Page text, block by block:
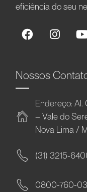
eficiência do seu
Nossos
Endereço:
– Vale do
Nova Lima /
(31) 3215-
0800-760-